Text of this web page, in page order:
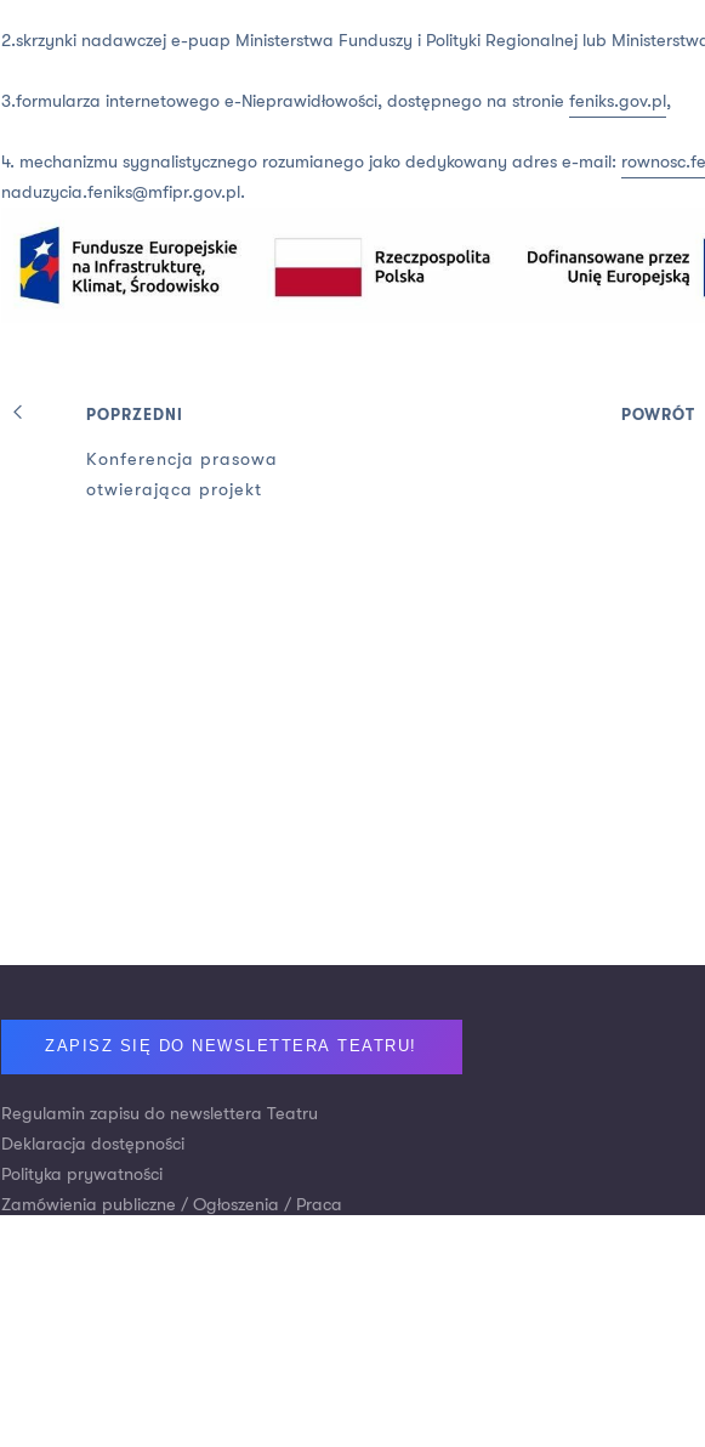
2.skrzynki nadawczej e-puap Ministerstwa Funduszy i Polityki Regionalnej lub
3.formularza internetowego e-Nieprawidłowości, dostępnego na stronie feniks.gov.pl,
4. mechanizmu sygnalistycznego rozumianego jako dedykowany adres e-mail:
naduzycia.feniks@mfipr.gov.pl.
POPRZEDNI
Konferencja prasowa
otwierająca projekt
POWRÓT
Footer
ZAPISZ SIĘ DO NEWSLETTERA TEATRU!
Regulamin zapisu do newslettera Teatru
Deklaracja dostępności
Polityka prywatności
Zamówienia publiczne / Ogłoszenia / Praca